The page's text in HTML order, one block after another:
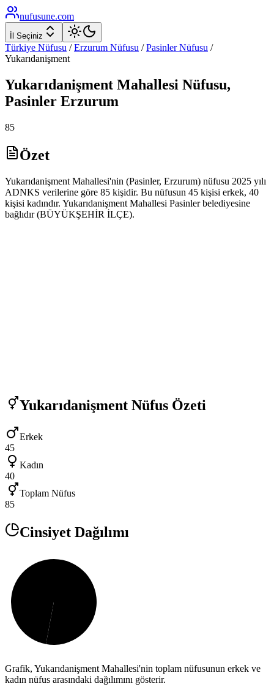
nufusune.com
İl Seçiniz
Türkiye Nüfusu / Erzurum Nüfusu / PasinlerNüfusu /
Yukarıdanişment
Yukarıdanişment Mahallesi Nüfusu,
Pasinler Erzurum
85
Özet
Yukarıdanişment Mahallesi'nin (Pasinler, Erzurum) nüfusu 2025 yılı
ADNKS verilerine göre 85 kişidir. Bu nüfusun 45 kişisi erkek, 40
kişisi kadındır. Yukarıdanişment Mahallesi Pasinler belediyesine
bağlıdır (BÜYÜKŞEHİR İLÇE).
Yukarıdanişment Nüfus Özeti
Erkek
45
Kadın
40
Toplam Nüfus
85
Cinsiyet Dağılımı
Grafik, Yukarıdanişment Mahallesi'nin toplam nüfusunun erkek ve
kadın nüfus arasındaki dağılımını gösterir.